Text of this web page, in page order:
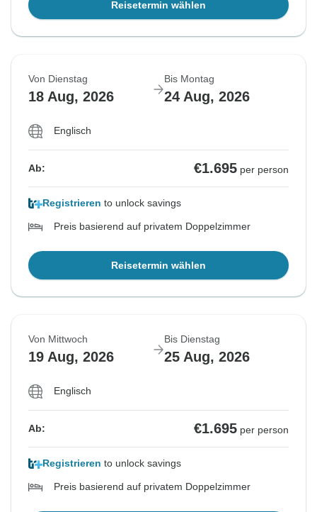
Reisetermin wählen
Von Dienstag
18 Aug, 2026
Bis Montag
24 Aug, 2026
Englisch
Ab: €1.695 per person
Registrieren to unlock savings
Preis basierend auf privatem Doppelzimmer
Reisetermin wählen
Von Mittwoch
19 Aug, 2026
Bis Dienstag
25 Aug, 2026
Englisch
Ab: €1.695 per person
Registrieren to unlock savings
Preis basierend auf privatem Doppelzimmer